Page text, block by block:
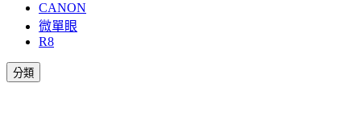
CANON
微單眼
R8
分類